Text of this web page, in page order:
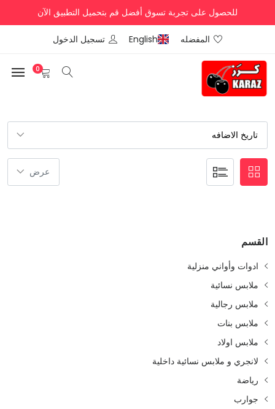
للحصول على تجربة تسوق أفضل قم بتحميل التطبيق الآن
المفضله English تسجيل الدخول
0
القسم
ادوات وأواني منزلية
ملابس نسائية
ملابس رجالية
ملابس بنات
ملابس اولاد
لانجري و ملابس نسائية داخلية
رياضة
جوارب